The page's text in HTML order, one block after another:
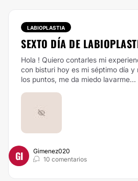
LABIOPLASTIA
SEXTO DÍA DE
Hola ! Quiero contarles mi
con bisturi hoy es mi séptimo día y
los puntos, me da miedo lavarme...
GI
Gimenez020
10 comentarios